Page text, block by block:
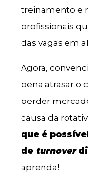
treinamento e
profissionais
das vagas em
Agora,
pena atrasar o
perder
causa da
que é
de turnover
aprenda!